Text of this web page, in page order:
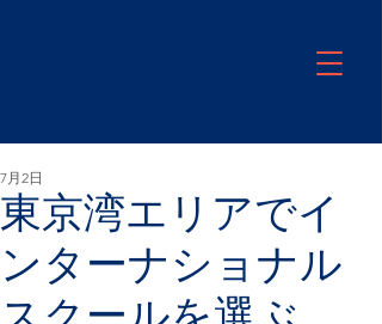
東京湾エリアでイ
ンターナショナル
7月2日